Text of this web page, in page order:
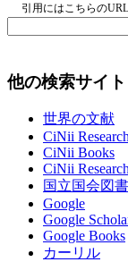
引用にはこちらの
他の検索サイト
世界の文献
CiNii
CiNii Books
CiNii
国立国会図
Google
Google
Google Books
カーリル